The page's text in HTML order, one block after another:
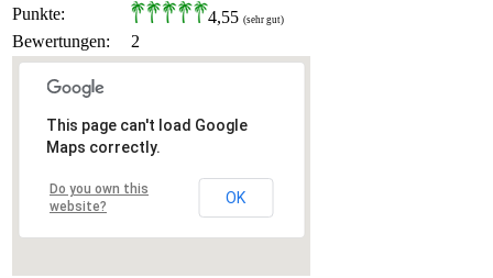
Punkte:
4,55 (sehr gut)
Bewertungen: 2
This page can't load Google
Maps correctly.
Do you own this
website?
OK